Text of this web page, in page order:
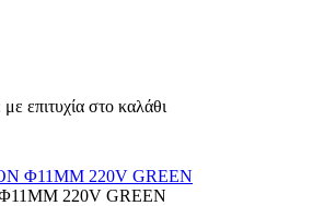
επιτυχία στο καλάθι
220V GREEN